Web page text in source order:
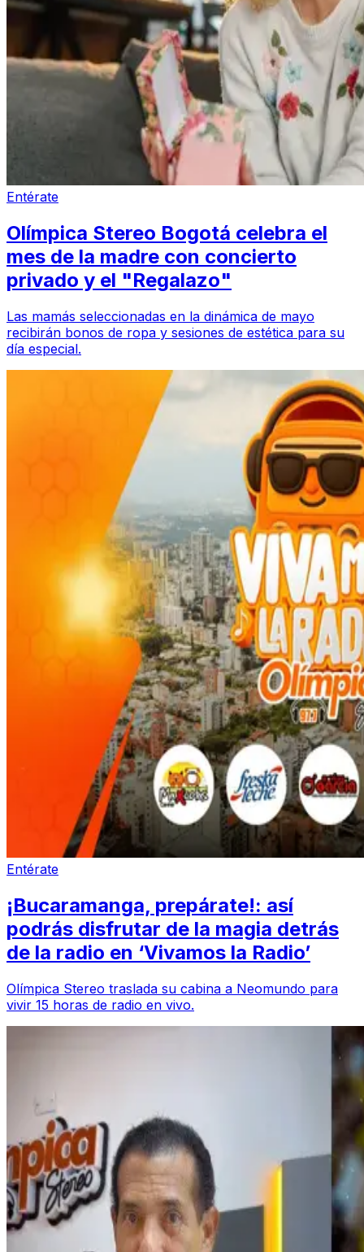
Entérate
Olímpica Stereo Bogotá celebra el
mes de la madre con concierto
privado y el "Regalazo"
Las mamás seleccionadas en la dinámica de mayo
recibirán bonos de ropa y sesiones de estética para su
día especial.
Entérate
¡Bucaramanga, prepárate!: así
podrás disfrutar de la magia detrás
de la radio en ‘Vivamos la Radio’
Olímpica Stereo traslada su cabina a Neomundo para
vivir 15 horas de radio en vivo.